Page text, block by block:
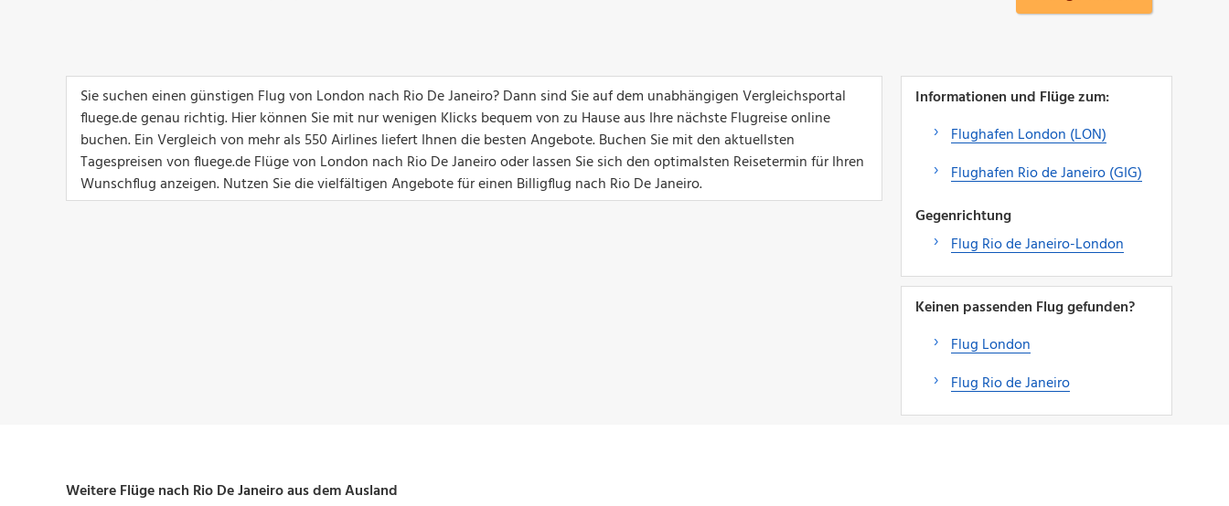
Sie suchen einen günstigen Flug von London nach Rio De Janeiro? Dann sind Sie auf dem unabhängigen Vergleichsportal
fluege.de genau richtig. Hier können Sie mit nur wenigen Klicks bequem von zu Hause aus Ihre nächste Flugreise online
buchen. Ein Vergleich von mehr als 550 Airlines liefert Ihnen die besten Angebote. Buchen Sie mit den aktuellsten
Tagespreisen von fluege.de Flüge von London nach Rio De Janeiro oder lassen Sie sich den optimalsten Reisetermin für Ihren
Wunschflug anzeigen. Nutzen Sie die vielfältigen Angebote für einen Billigflug nach Rio De Janeiro.
Informationen und Flüge zum:
Flughafen London (LON)
Flughafen Rio de Janeiro (GIG)
Gegenrichtung
Flug Rio de Janeiro-London
Keinen passenden Flug gefunden?
Flug London
Flug Rio de Janeiro
Weitere Flüge nach Rio De Janeiro aus dem Ausland